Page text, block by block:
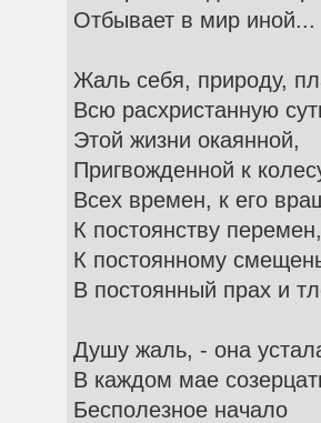
Отбывает в мир иной...
Жаль себя, природу,
Всю расхристанную
Этой жизни окаянной,
Пригвожденной к
Всех времен, к его
К постоянству перемен,
К постоянному
В постоянный прах и
Душу жаль, - она
В каждом мае
Бесполезное начало